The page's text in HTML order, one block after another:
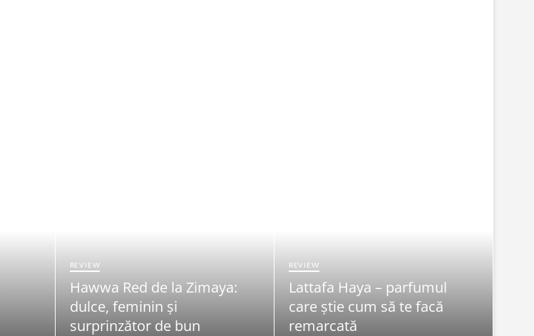
REVIEW
Hawwa Red de la Zimaya:
dulce, feminin și
surprinzător de bun
REVIEW
Lattafa Haya – parfumul
care știe cum să te facă
remarcată